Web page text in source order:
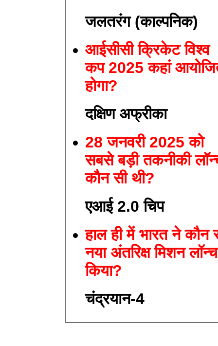
जलतरंग (काल्पनिक)
आईसीसी क्रिकेट विश्व
कप 2025 कहां
होगा?
दक्षिण अफ्रीका
28 जनवरी 2025 को
सबसे बड़ी तकनीकी
कौन सी थी?
एआई 2.0 चिप
हाल ही में भारत ने कौन
नया अंतरिक्ष मिशन लॉन्च
किया?
चंद्रयान-4